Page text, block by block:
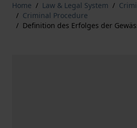
Home / Law & Legal System /
/ Criminal Procedure
/ Definition des Erfolges der